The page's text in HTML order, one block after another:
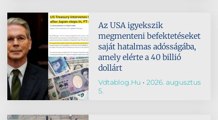
Az USA igyekszik
megmenteni befektetéseket
saját hatalmas adósságába,
amely elérte a 40 billió
dollárt
Vdtablog.hu
2026. augusztus
5.